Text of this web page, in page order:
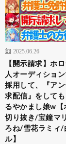
2025.06.26
【開示請求】ホ
人オーディショ
採用して、『ア
求配信』をして
るやかまし娘w【
切り抜き/宝鐘マ
ろね/雪花ラミィ/
ル】